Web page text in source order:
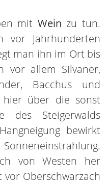
mit Wein zu tun.
vor Jahrhunderten
man ihn im Ort bis
vor allem Silvaner,
Bacchus und
hier über die sonst
des Steigerwalds
bewirkt
von Westen her
Oberschwarzach